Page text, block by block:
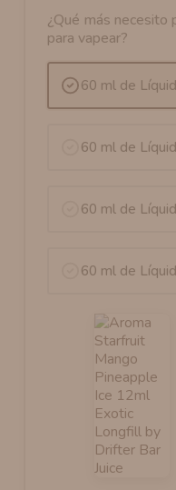
¿Qué más necesito
para vapear?
60 ml de
60 ml de
60 ml de
60 ml de